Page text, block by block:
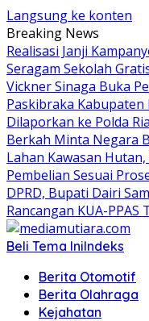
Langsung ke konten
Breaking News
Realisasi Janji
Seragam Sekolah
Vickner Sinaga Buka
Paskibraka Kabupaten
Dilaporkan ke Polda
Berkah Minta Negara
Lahan Kawasan
Pembelian Sesuai
DPRD, Bupati Dairi
Rancangan KUA-
Beli Tema IniIndeks
Berita Otomotif
Berita Olahraga
Kejahatan